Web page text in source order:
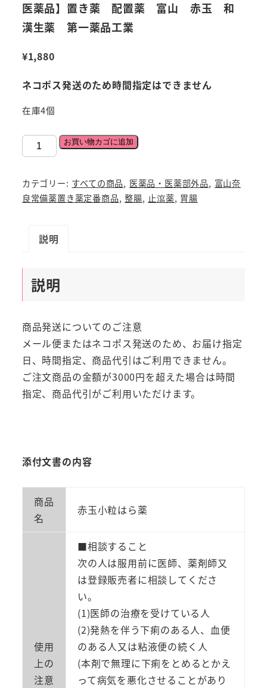
医薬品】置き薬 配置薬 富山 赤玉 和
漢生薬 第一薬品工業
¥1,880
ネコポス発送のため時間指定はできません
在庫4個
玉
小
粒
薬
ト
2
包
【第
2
品】
薬
お買い物カゴに追加
カテゴリー: すべての商品, 医薬品・医薬部外品, 富山奈
良常備薬置き薬定番商品,整腸, 止瀉薬, 胃腸
説明
説明
商品発送についてのご注意
メール便またはネコポス発送のため、お届け指定
日、時間指定、商品代引はご利用できません。
ご注文商品の金額が3000円を超えた場合は時間
指定、商品代引がご利用いただけます。
添付文書の内容
商品
名
赤玉小粒はら薬
使用
上の
注意
■相談すること
次の人は服用前に医師、薬剤師又
は登録販売者に相談してくださ
い。
(1)医師の治療を受けている人
(2)発熱を伴う下痢のある人、血便
のある人又は粘液便の続く人
(本剤で無理に下痢をとめるとかえ
って病気を悪化させることがあり